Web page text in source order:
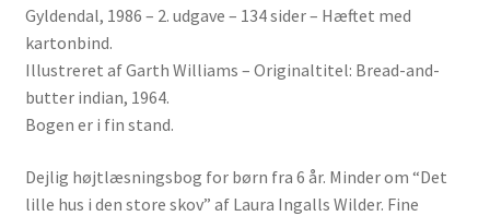
Gyldendal, 1986 – 2. udgave – 134 sider – Hæftet med
kartonbind.
Illustreret af Garth Williams – Originaltitel: Bread-and-
butter indian, 1964.
Bogen er i fin stand.
Dejlig højtlæsningsbog for børn fra 6 år. Minder om “Det
lille hus i den store skov” af Laura Ingalls Wilder. Fine